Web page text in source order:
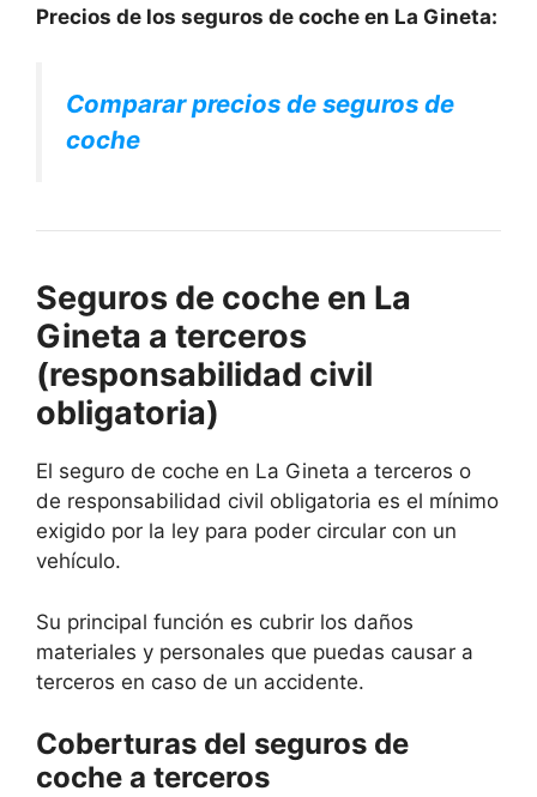
Precios de los seguros de coche en La Gineta:
Comparar precios de seguros de
coche
Seguros de coche en La
Gineta a terceros
(responsabilidad civil
obligatoria)
El seguro de coche en La Gineta a terceros o
de responsabilidad civil obligatoria es el mínimo
exigido por la ley para poder circular con un
vehículo.
Su principal función es cubrir los daños
materiales y personales que puedas causar a
terceros en caso de un accidente.
Coberturas del seguros de
coche a terceros